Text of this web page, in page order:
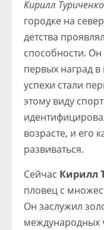
Кирилл Туриченко
городке на
детства
способности.
первых наград
успехи стали
этому виду
возрасте, и его
развиваться.
Сейчас Кирилл
пловец с
Он заслужил
международных